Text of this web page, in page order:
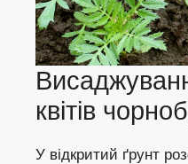
квітів
У відкритий ґрунт